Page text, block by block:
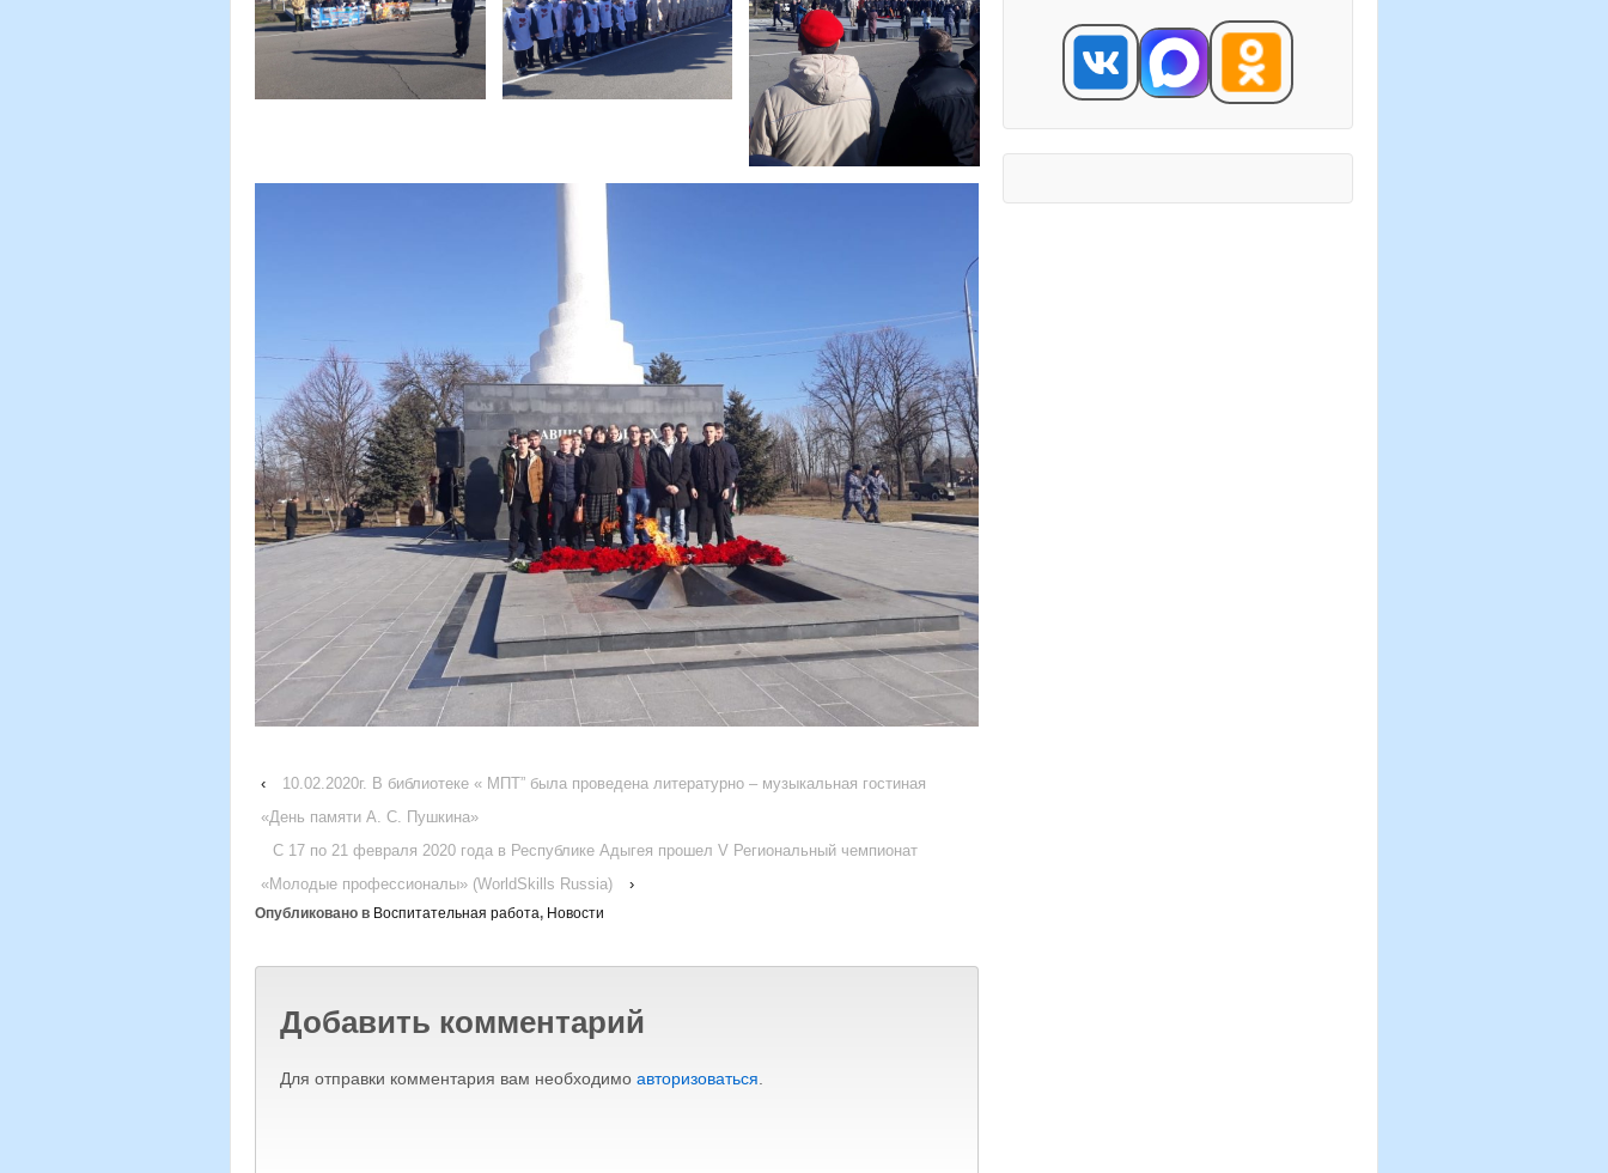
‹
10.02.2020г. В библиотеке « МПТ” была проведена литературно – музыкальная гостиная
«День памяти А. С. Пушкина»
С 17 по 21 февраля 2020 года в Республике Адыгея прошел V Региональный чемпионат
«Молодые профессионалы» (WorldSkills Russia)
›
Опубликовано в Воспитательная работа, Новости
Добавить комментарий
Для отправки комментария вам необходимо авторизоваться.